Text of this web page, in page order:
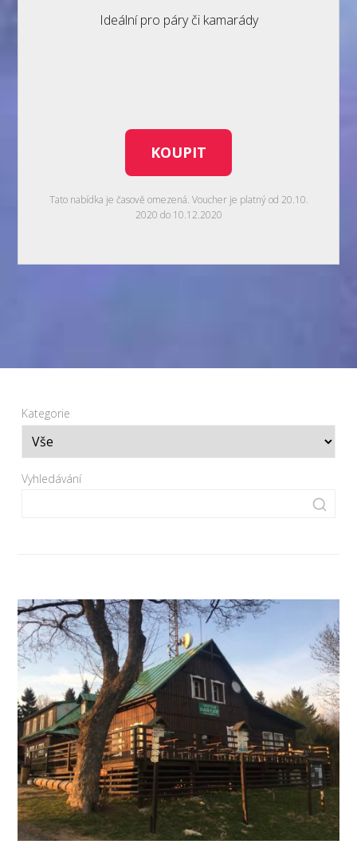
Ideální pro páry či kamarády
KOUPIT
Tato nabídka je časově omezená. Voucher je platný od 20.10.
2020 do 10.12.2020
Kategorie
Vyhledávání